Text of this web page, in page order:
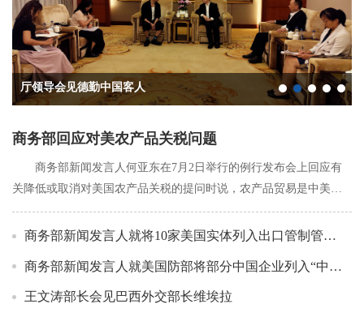
厅领导会见德勤中国客人
商务部回应对美农产品关税问题
商务部新闻发言人何亚东在7月2日举行的例行发布会上回应有
关降低或取消对美国农产品关税的提问时说，农产品贸易是中美经
贸合作的重要组成部分。经过近期经贸磋商，双方...
商务部新闻发言人就将10家美国实体列入出口管制管控名单答记者问
商务部新闻发言人就美国防部将部分中国企业列入“中国军事企业清单”事答记者问
王文涛部长会见巴西外交部长维埃拉